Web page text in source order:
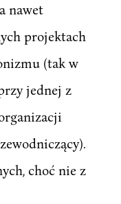
nawet
projektach
(tak w
jednej z
choć nie z